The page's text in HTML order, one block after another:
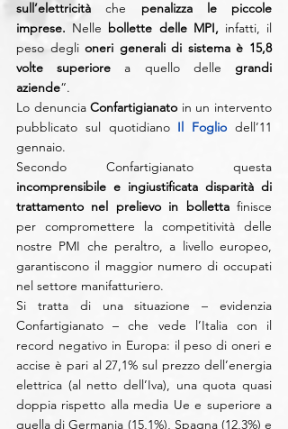
sull’elettricità che penalizza le piccole
imprese. Nelle bollette delle MPI, infatti, il
peso degli oneri generali di sistema è 15,8
volte superiore a quello delle grandi
aziende“.
Lo denuncia Confartigianato in un intervento
pubblicato sul quotidiano Il Foglio dell’11
gennaio.
Secondo Confartigianato questa
incomprensibile e ingiustificata disparità di
trattamento nel prelievo in bolletta finisce
per compromettere la competitività delle
nostre PMI che peraltro, a livello europeo,
garantiscono il maggior numero di occupati
nel settore manifatturiero.
Si tratta di una situazione – evidenzia
Confartigianato – che vede l’Italia con il
record negativo in Europa: il peso di oneri e
accise è pari al 27,1% sul prezzo dell’energia
elettrica (al netto dell’Iva), una quota quasi
doppia rispetto alla media Ue e superiore a
quella di Germania (15,1%), Spagna (12,3%) e